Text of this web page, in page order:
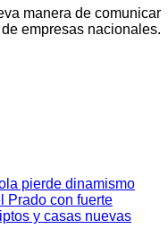
manera de comunicar
empresas nacionales.
pierde dinamismo
Prado con fuerte
y casas nuevas